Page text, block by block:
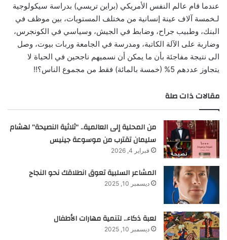
عندما قام عالم النفس الأمريكي (براين تريسي) بدراسة سيكولوجية
لـخمسة آلاف عينة إنسانية من مختلف المستويات، بين موظف في
البنك، وطبيب جراح، وضابط في الجيش، وسياسي في الكونجرس،
وضاربة على الآلة الكاتبة، ومدرسة في الجامعة وربات بيوت، وصل
الى نتيجة مفاجئة بأن ما يمكن أن نسميهم ناجحين في الحياة لا
يتجاوز عددهم 5% (خمسة بالمائة) فقط من مجموع الناس؟!!
مقالات ذات صلة
من المحلية إلى العالمية.. “ثلاثية النصيحة” لهشام
سليمان تقترب من موسوعة جينيس
فبراير 4, 2026
المشاعر السلبية تعوق انطلاقك نحو النجاح
ديسمبر 10, 2025
لعبة ذكاء.. لتنمية مهارات الأطفال
ديسمبر 10, 2025